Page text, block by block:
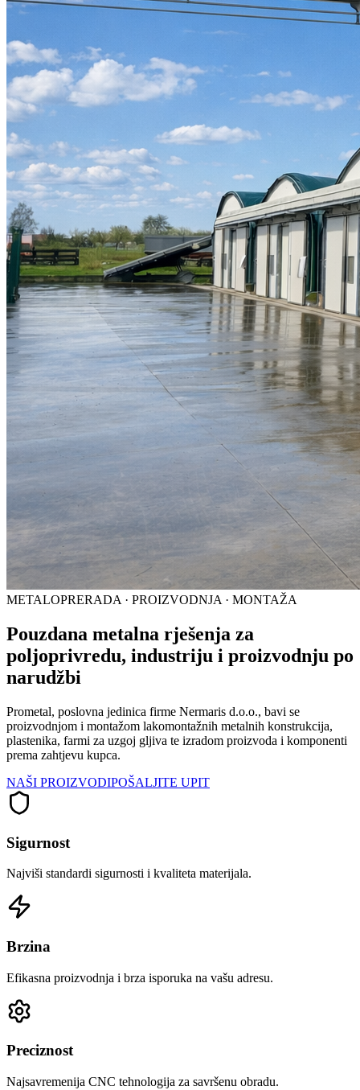
METALOPRERADA · PROIZVODNJA · MONTAŽA
Pouzdana metalna rješenja za
poljoprivredu, industriju i proizvodnju po
narudžbi
Prometal, poslovna jedinica firme Nermaris d.o.o., bavi se
proizvodnjom i montažom lakomontažnih metalnih konstrukcija,
plastenika, farmi za uzgoj gljiva te izradom proizvoda i komponenti
prema zahtjevu kupca.
NAŠI PROIZVODIPOŠALJITE UPIT
Sigurnost
Najviši standardi sigurnosti i kvaliteta materijala.
Brzina
Efikasna proizvodnja i brza isporuka na vašu adresu.
Preciznost
Najsavremenija CNC tehnologija za savršenu obradu.